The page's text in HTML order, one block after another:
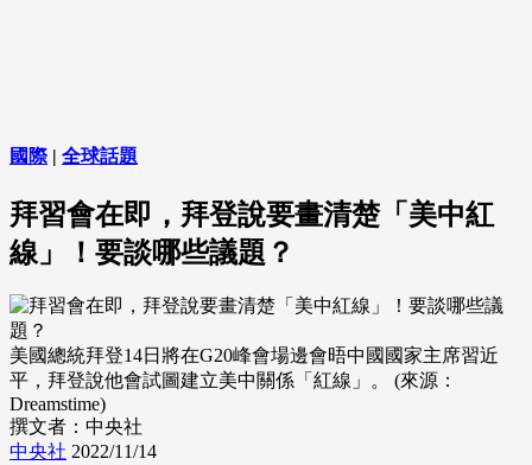
國際| 全球話題
拜習會在即，拜登說要畫清楚「美中紅
線」！要談哪些議題？
美國總統拜登14日將在G20峰會場邊會晤中國國家主席習近
平，拜登說他會試圖建立美中關係「紅線」。 (來源：
Dreamstime)
撰文者：中央社
中央社 2022/11/14